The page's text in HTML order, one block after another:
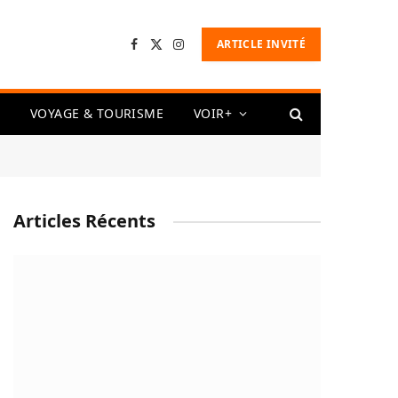
Facebook
X
InstagramARTICLE INVITÉ
VOYAGE & TOURISME VOIR+
Articles Récents